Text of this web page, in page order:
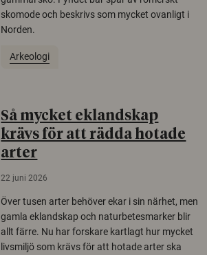
skomode och beskrivs som mycket ovanligt i
Norden.
Arkeologi
Så mycket eklandskap
krävs för att rädda hotade
arter
22 juni 2026
Över tusen arter behöver ekar i sin närhet, men
gamla eklandskap och naturbetesmarker blir
allt färre. Nu har forskare kartlagt hur mycket
livsmiljö som krävs för att hotade arter ska